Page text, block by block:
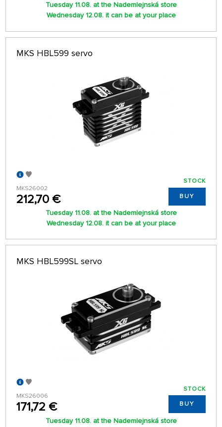
Tuesday 11.08. at the Nademlejnská store
Wednesday 12.08. it can be at your place
MKS HBL599 servo
MKS26002
212,70 €
STOCK
BUY
Tuesday 11.08. at the Nademlejnská store
Wednesday 12.08. it can be at your place
MKS HBL599SL servo
MKS26006
171,72 €
STOCK
BUY
Tuesday 11.08. at the Nademlejnská store